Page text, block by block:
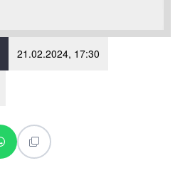
21.02.2024, 17:30